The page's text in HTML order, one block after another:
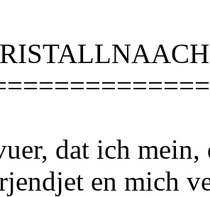
dat ich
en mich